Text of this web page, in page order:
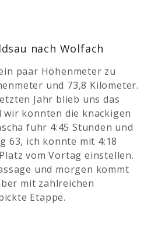
nach Wolfach
paar Höhenmeter zu
und 73,8 Kilometer.
Jahr blieb uns das
konnten die knackigen
fuhr 4:45 Stunden und
63, ich konnte mit 4:18
vom Vortag einstellen.
und morgen kommt
mit zahlreichen
Etappe.